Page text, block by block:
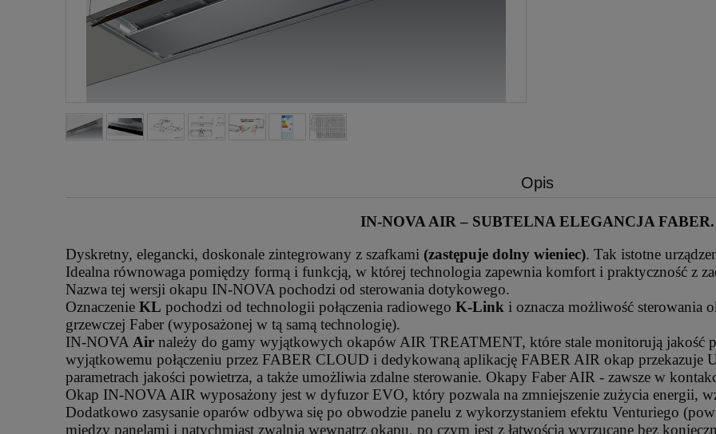
Opis
IN-NOVA AIR – SUBTELNA ELEGANCJA FABER.
Dyskretny, elegancki, doskonale zintegrowany z szafkami (zastępuje dolny wieniec). Tak istotne
Idealna równowaga pomiędzy formą i funkcją, w której technologia zapewnia komfort i praktyczność z
Nazwa tej wersji okapu IN-NOVA pochodzi od sterowania dotykowego.
Oznaczenie KL pochodzi od technologii połączenia radiowego K-Link i oznacza możliwość sterowania
grzewczej Faber (wyposażonej w tą samą technologię).
IN-NOVAAir należy do gamy wyjątkowych okapów AIR TREATMENT, które stale monitorują jakość
wyjątkowemu połączeniu przez FABER CLOUD i dedykowaną aplikację FABER AIR okap przekazuje
parametrach jakości powietrza, a także umożliwia zdalne sterowanie. Okapy Faber AIR - zawsze w
Okap IN-NOVA AIR wyposażony jest w dyfuzor EVO, który pozwala na zmniejszenie zużycia energii,
Dodatkowo zasysanie oparów odbywa się po obwodzie panelu z wykorzystaniem efektu Venturiego
między panelami i natychmiast zwalnia wewnątrz okapu, po czym jest z łatwością wyrzucane bez